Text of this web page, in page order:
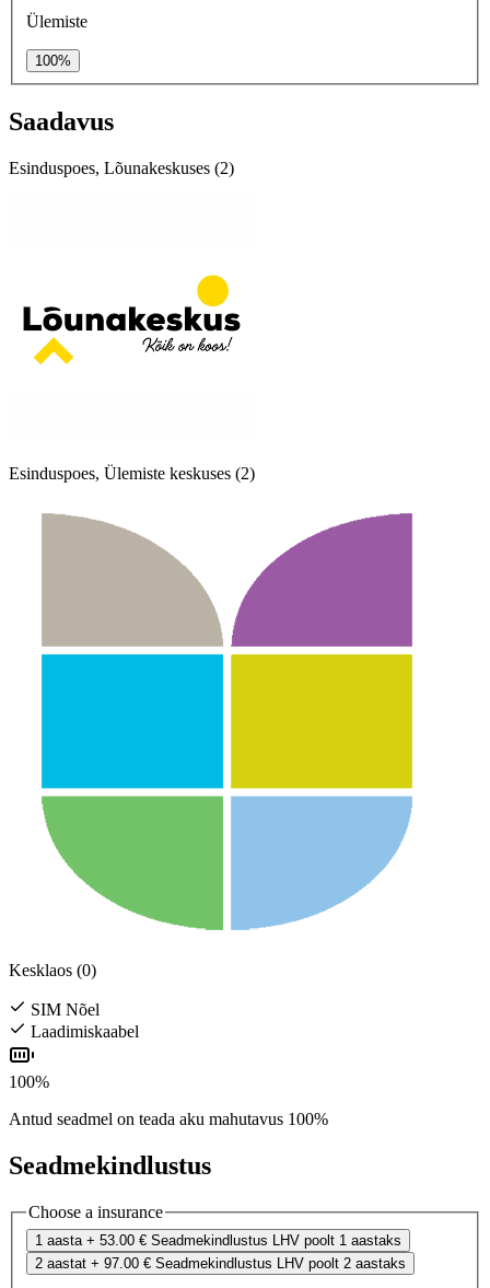
Ülemiste
100%
Saadavus
Esinduspoes, Lõunakeskuses (2)
Esinduspoes, Ülemiste keskuses (2)
Kesklaos (0)
SIM Nõel
Laadimiskaabel
100%
Antud seadmel on teada aku mahutavus 100%
Seadmekindlustus
Choose a insurance
1 aasta + 53.00 € Seadmekindlustus LHV poolt 1 aastaks
2 aastat + 97.00 € Seadmekindlustus LHV poolt 2 aastaks